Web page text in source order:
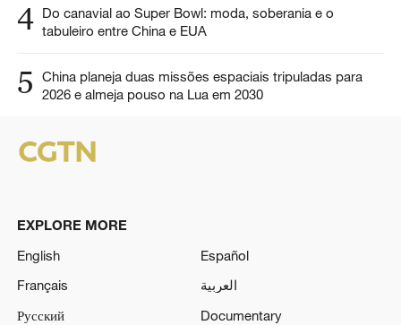
4 Do canavial ao Super Bowl: moda, soberania e o
tabuleiro entre China e EUA
5
China planeja duas missões espaciais tripuladas para
2026 e almeja pouso na Lua em 2030
EXPLORE MORE
English
Español
Français
العربية
Русский
Documentary